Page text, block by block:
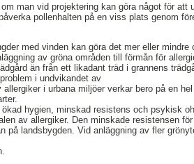
man vid projektering kan göra något för att
pollenhalten på en viss plats genom
med vinden kan göra det mer eller
av gröna områden till förmån för
än från ett likadant träd i grannens
i undvikandet av
i urbana miljöer verkar bero på en
ökad hygien, minskad resistens och psykisk
av allergiker. Den minskade resistensen
på landsbygden. Vid anläggning av fler